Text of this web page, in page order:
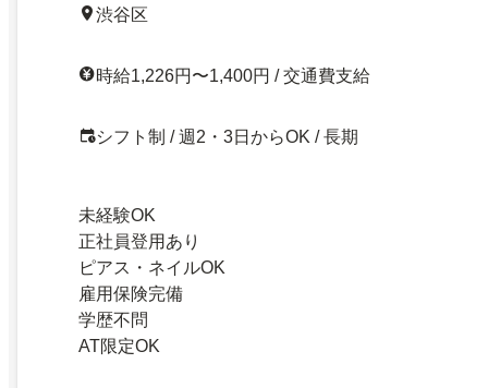
渋谷区
時給1,226円〜1,400円 / 交通費支給
シフト制 / 週2・3日からOK / 長期
未経験OK
正社員登用あり
ピアス・ネイルOK
雇用保険完備
学歴不問
AT限定OK